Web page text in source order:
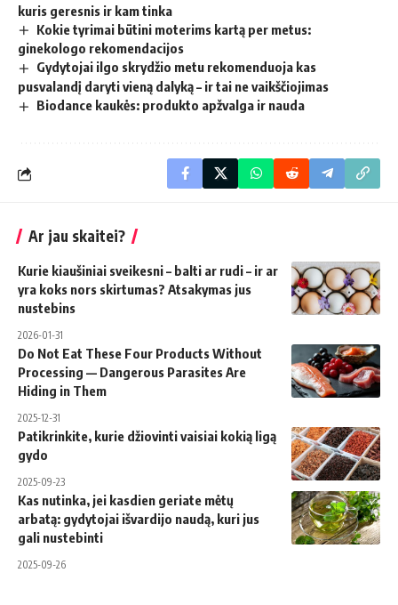
kuris geresnis ir kam tinka
Kokie tyrimai būtini moterims kartą per metus:
ginekologo rekomendacijos
Gydytojai ilgo skrydžio metu rekomenduoja kas
pusvalandį daryti vieną dalyką – ir tai ne vaikščiojimas
Biodance kaukės: produkto apžvalga ir nauda
Ar jau skaitei?
Kurie kiaušiniai sveikesni – balti ar rudi – ir ar
yra koks nors skirtumas? Atsakymas jus
nustebins
2026-01-31
Do Not Eat These Four Products Without
Processing — Dangerous Parasites Are
Hiding in Them
2025-12-31
Patikrinkite, kurie džiovinti vaisiai kokią ligą
gydo
2025-09-23
Kas nutinka, jei kasdien geriate mėtų
arbatą: gydytojai išvardijo naudą, kuri jus
gali nustebinti
2025-09-26